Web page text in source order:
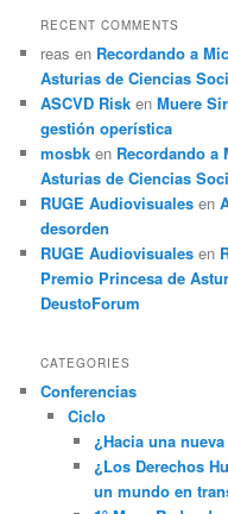
RECENT COMMENTS
reas en Recordando a
Asturias de Ciencias
ASCVD Risk enMuere
gestión operística
mosbk en Recordando a
Asturias de Ciencias
RUGE Audiovisuales en
desorden
RUGE Audiovisuales en
Premio Princesa de
DeustoForum
CATEGORIES
Conferencias
Ciclo
¿Hacia una nueva
¿Los Derechos
un mundo en